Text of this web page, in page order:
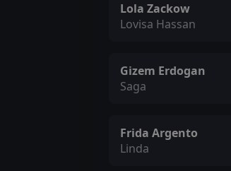
Lola Zackow
Lovisa Hassan
Gizem Erdogan
Saga
Frida Argento
Linda